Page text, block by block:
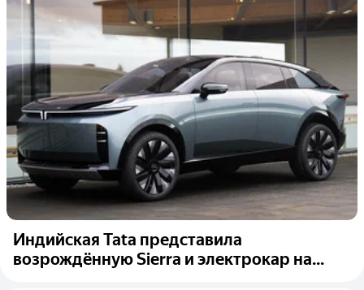
Индийская Tata представила
возрождённую Sierra и электрокар на...